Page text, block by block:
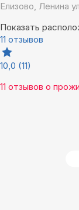
Елизово, Ленина
Показать
11 отзывов
10,0 (11)
11 отзывов о